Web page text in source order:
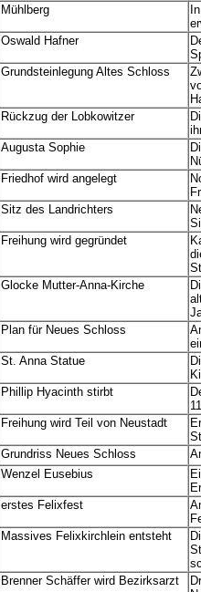
Mühlberg
Oswald Hafner
Grundsteinlegung Altes Schloss
Rückzug der Lobkowitzer
Augusta Sophie
Friedhof wird angelegt
Sitz des Landrichters
Freihung wird gegründet
Glocke Mutter-Anna-Kirche
Plan für Neues Schloss
St. Anna Statue
Phillip Hyacinth stirbt
Freihung wird Teil von Neustadt
Grundriss Neues Schloss
Wenzel Eusebius
erstes Felixfest
Massives Felixkirchlein entsteht
Brenner Schäffer wird Bezirksarzt